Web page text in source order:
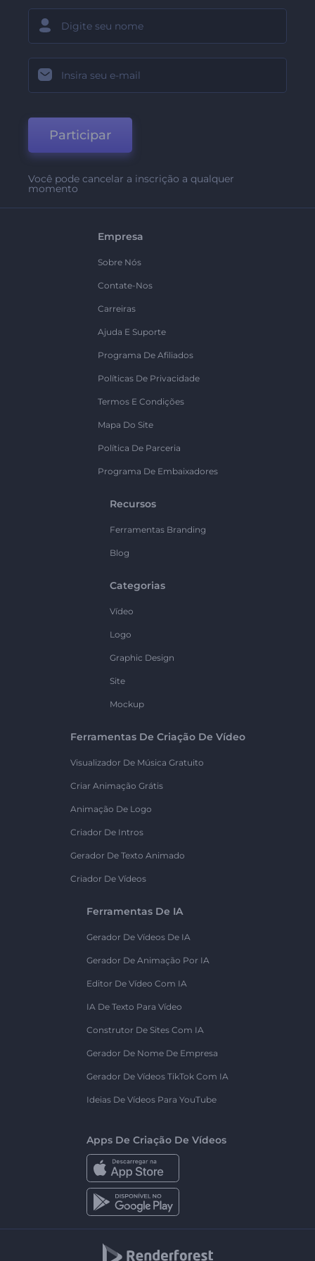
Participar
Você pode cancelar a inscrição a qualquer
momento
Empresa
Sobre Nós
Contate-Nos
Carreiras
Ajuda E Suporte
Programa De Afiliados
Políticas De Privacidade
Termos E Condições
Mapa Do Site
Política De Parceria
Programa De Embaixadores
Recursos
Ferramentas Branding
Blog
Categorias
Vídeo
Logo
Graphic Design
Site
Mockup
Ferramentas De Criação De Vídeo
Visualizador De Música Gratuito
Criar Animação Grátis
Animação De Logo
Criador De Intros
Gerador De Texto Animado
Criador De Vídeos
Ferramentas De IA
Gerador De Vídeos De IA
Gerador De Animação Por IA
Editor De Vídeo Com IA
IA De Texto Para Vídeo
Construtor De Sites Com IA
Gerador De Nome De Empresa
Gerador De Vídeos TikTok Com IA
Ideias De Vídeos Para YouTube
Apps De Criação De Vídeos